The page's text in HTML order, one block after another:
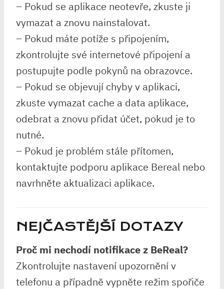
– Pokud se aplikace neotevře, zkuste ji
vymazat a znovu nainstalovat.
– Pokud máte potíže s připojením,
zkontrolujte své internetové připojení a
postupujte podle pokynů na obrazovce.
– Pokud se objevují chyby v aplikaci,
zkuste vymazat cache a data aplikace,
odebrat a znovu přidat účet, pokud je to
nutné.
– Pokud je problém stále přítomen,
kontaktujte podporu aplikace Bereal nebo
navrhněte aktualizaci aplikace.
NEJČASTĚJŠÍ DOTAZY
Proč mi nechodí notifikace z BeReal?
Zkontrolujte nastavení upozornění v
telefonu a případně vypněte režim spořiče